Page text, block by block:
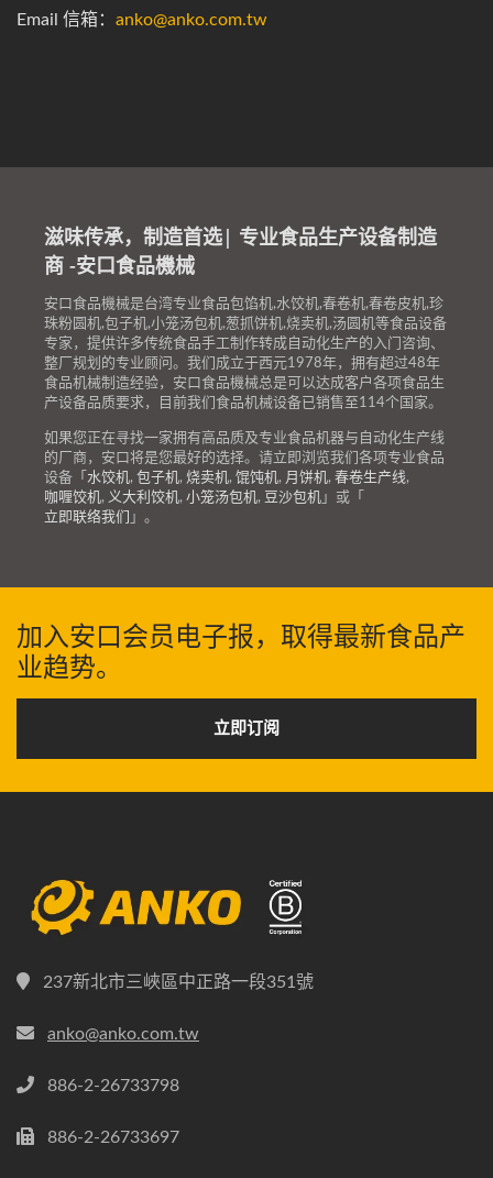
Email 信箱： anko@anko.com.tw
滋味传承，制造首选| 专业食品生产设备制造
商 -安口食品機械
安口食品機械是台湾专业食品包馅机,水饺机,春卷机,春卷皮机,珍
珠粉圆机,包子机,小笼汤包机,葱抓饼机,烧卖机,汤圆机等食品设备
专家，提供许多传统食品手工制作转成自动化生产的入门咨询、
整厂规划的专业顾问。我们成立于西元1978年，拥有超过48年
食品机械制造经验，安口食品機械总是可以达成客户各项食品生
产设备品质要求，目前我们食品机械设备已销售至114个国家。
如果您正在寻找一家拥有高品质及专业食品机器与自动化生产线
的厂商，安口将是您最好的选择。请立即浏览我们各项专业食品
设备「 水饺机, 包子机, 烧卖机, 馄饨机, 月饼机, 春卷生产线,
咖喱饺机, 义大利饺机, 小笼汤包机, 豆沙包机 」或「
立即联络我们
」。
加入安口会员电子报，取得最新食品产
业趋势。
立即订阅
237新北市三峽區中正路一段351號
anko@anko.com.tw
886-2-26733798
886-2-26733697